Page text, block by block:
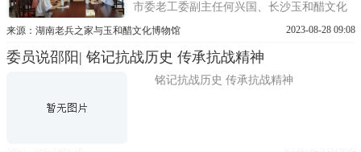
市委老工委副主任何兴国、长沙玉和醋文化
博物馆馆长兼党支部书记袁立、湖南老兵之
副馆长傅跃坚及来自湖南源创燃点文化创意
有限公司、长沙德权知识产权代理事务所(普
来源：湖南老兵之家与玉和醋文化博物馆 2023-08-28 09:08
委员说邵阳| 铭记抗战历史 传承抗战精神
铭记抗战历史 传承抗战精神